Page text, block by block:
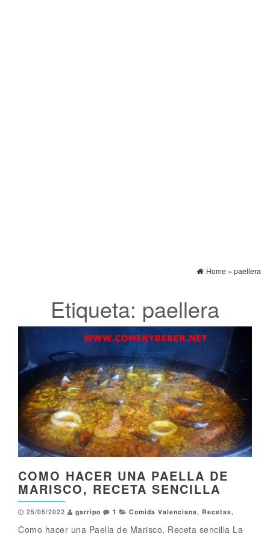
Home » paellera
Etiqueta: paellera
COMO HACER UNA PAELLA DE
MARISCO, RECETA SENCILLA
25/05/2022 garripo 1 Comida Valenciana, Recetas,
Como hacer una Paella de Marisco, Receta sencilla La